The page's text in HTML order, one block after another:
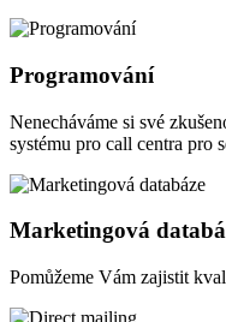
Programování
Nenecháváme si své
systému pro call centra pro
Marketingová
Pomůžeme Vám zajistit